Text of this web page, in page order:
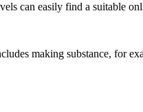
can easily find a suitable
making substance, for